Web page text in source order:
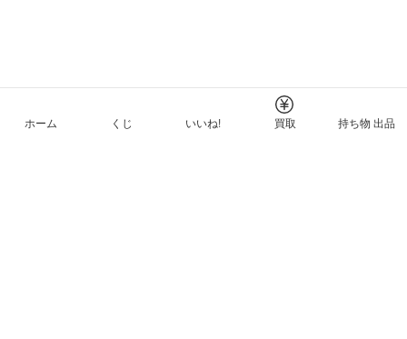
ホーム くじ いいね! 買取 持ち物 出品